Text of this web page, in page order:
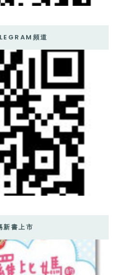
頻道
新書上市